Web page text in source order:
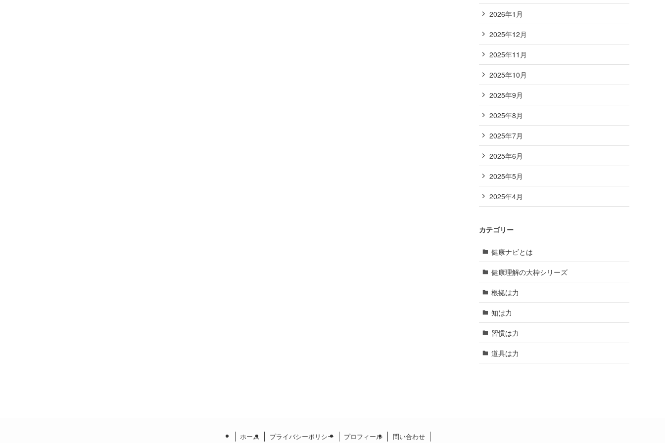
2026年1月
2025年12月
2025年11月
2025年10月
2025年9月
2025年8月
2025年7月
2025年6月
2025年5月
2025年4月
カテゴリー
健康ナビとは
健康理解の大枠シリーズ
根拠は力
知は力
習慣は力
道具は力
ホーム プライバシーポリシー プロフィール 問い合わせ